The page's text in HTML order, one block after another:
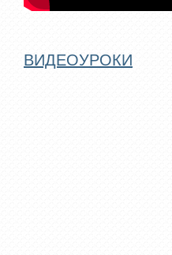
ВИДЕОУРОКИ